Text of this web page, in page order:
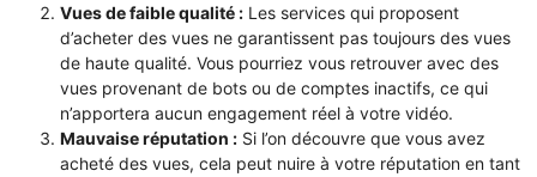
Vues de faible qualité : Les services qui proposent
d’acheter des vues ne garantissent pas toujours des vues
de haute qualité. Vous pourriez vous retrouver avec des
vues provenant de bots ou de comptes inactifs, ce qui
n’apportera aucun engagement réel à votre vidéo.
Mauvaise réputation : Si l’on découvre que vous avez
acheté des vues, cela peut nuire à votre réputation en tant